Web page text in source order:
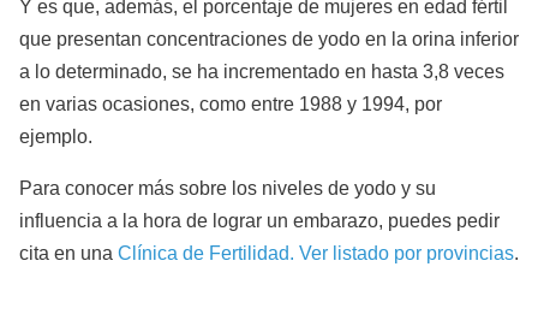
Y es que, además, el porcentaje de mujeres en edad fértil
que presentan concentraciones de yodo en la orina inferior
a lo determinado, se ha incrementado en hasta 3,8 veces
en varias ocasiones, como entre 1988 y 1994, por
ejemplo.
Para conocer más sobre los niveles de yodo y su
influencia a la hora de lograr un embarazo, puedes pedir
cita en una Clínica de Fertilidad. Ver listado por provincias.